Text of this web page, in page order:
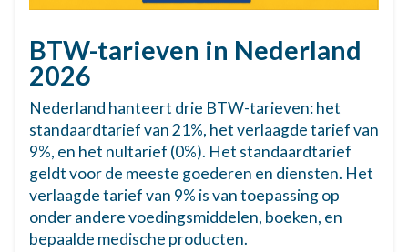
Sierteeltproducten, zaden, bollen en
DIENSTEN – STANDAARDTARIEF
Advies & consultancy
21%
Management-, juridisch, financieel en ander
zakelijk advies.
IT-diensten &
softwareontwikkeling
21%
Webontwikkeling, hosting, SaaS, IT-support.
BTW-tarieven in Nederland
2026
Nederland hanteert drie BTW-tarieven: het
standaardtarief van 21%, het verlaagde tarief van
9%, en het nultarief (0%). Het standaardtarief
geldt voor de meeste goederen en diensten. Het
verlaagde tarief van 9% is van toepassing op
onder andere voedingsmiddelen, boeken, en
bepaalde medische producten.